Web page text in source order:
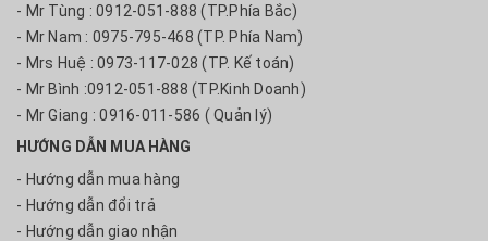
- Mr Tùng : 0912-051-888 (TP.Phía Bắc)
- Mr Nam : 0975-795-468 (TP. Phía Nam)
- Mrs Huệ : 0973-117-028 (TP. Kế toán)
- Mr Bình :0912-051-888 (TP.Kinh Doanh)
- Mr Giang : 0916-011-586 ( Quản lý)
HƯỚNG DẪN MUA HÀNG
- Hướng dẫn mua hàng
- Hướng dẫn đổi trả
- Hướng dẫn giao nhận